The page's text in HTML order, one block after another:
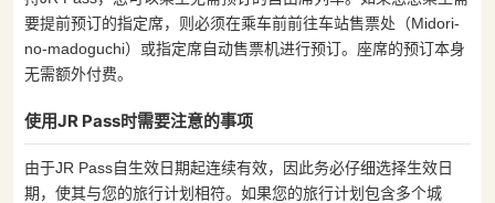
要提前预订的指定席，则必须在乘车前前往车站售票处（Midori-
no-madoguchi）或指定席自动售票机进行预订。座席的预订本身
无需额外付费。
使用JR Pass时需要注意的事项
由于JR Pass自生效日期起连续有效，因此务必仔细选择生效日
期，使其与您的旅行计划相符。如果您的旅行计划包含多个城